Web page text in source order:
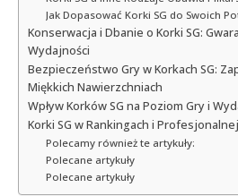
Jak Dopasować Korki SG do Swoich
Konserwacja i Dbanie o Korki SG:
Wydajności
Bezpieczeństwo Gry w Korkach SG:
Miękkich Nawierzchniach
Wpływ Korków SG na Poziom Gry i
Korki SG w Rankingach i
Polecamy również te artykuły:
Polecane artykuły
Polecane artykuły